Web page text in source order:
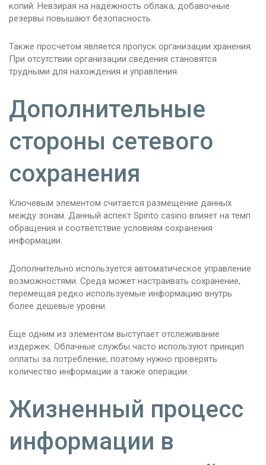
копий. Невзирая на надёжность облака, добавочные
резервы повышают безопасность.
Также просчетом является пропуск организации хранения.
При отсутствии организации сведения становятся
трудными для нахождения и управления.
Дополнительные
стороны сетевого
сохранения
Ключевым элементом считается размещение данных
между зонам. Данный аспект Spinto casino влияет на темп
обращения и соответствие условиям сохранения
информации.
Дополнительно используется автоматическое управление
возможностями. Среда может настраивать сохранение,
перемещая редко используемые информацию внутрь
более дешевые уровни.
Еще одним из элементом выступает отслеживание
издержек. Облачные службы часто используют принцип
оплаты за потребление, поэтому нужно проверять
количество информации а также операции.
Жизненный процесс
информации в